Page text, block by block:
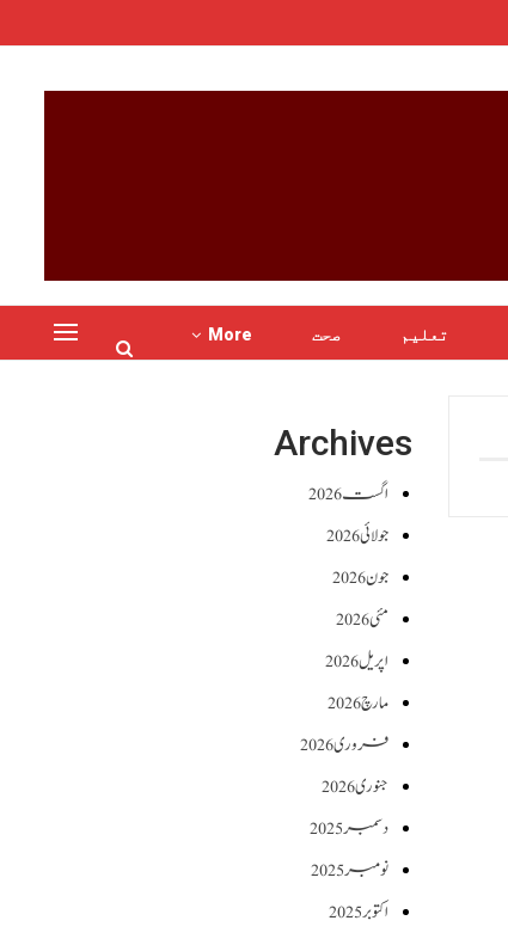
تعلیم صحت More
Archives
اگست 2026
جولائی 2026
جون 2026
مئی 2026
اپریل 2026
مارچ 2026
فروری 2026
جنوری 2026
دسمبر 2025
نومبر 2025
اکتوبر 2025